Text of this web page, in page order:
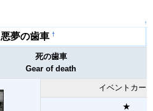
↑
夢の歯車 †
死の歯車
Gear of death
イベントカー
★